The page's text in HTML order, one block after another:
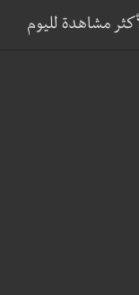
مشاهدة لليوم